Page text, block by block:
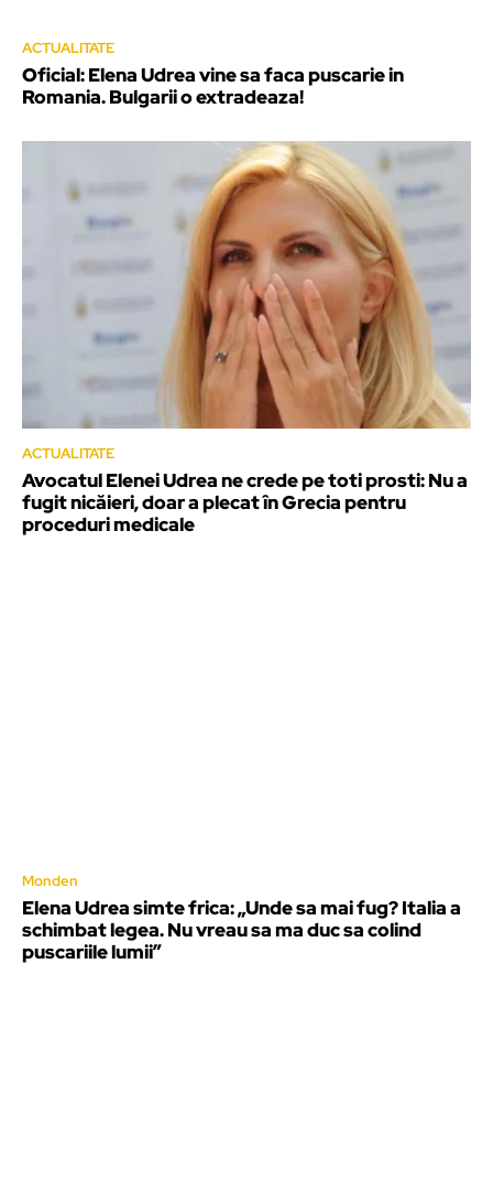
ACTUALITATE
Oficial: Elena Udrea vine sa faca puscarie in
Romania. Bulgarii o extradeaza!
ACTUALITATE
Avocatul Elenei Udrea ne crede pe toti prosti: Nu a
fugit nicăieri, doar a plecat în Grecia pentru
proceduri medicale
Monden
Elena Udrea simte frica: „Unde sa mai fug? Italia a
schimbat legea. Nu vreau sa ma duc sa colind
puscariile lumii”